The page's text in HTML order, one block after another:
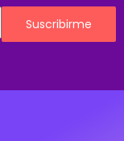
Suscribirme